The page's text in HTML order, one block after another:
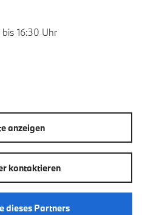
16:30 Uhr
anzeigen
kontaktieren
dieses Partners